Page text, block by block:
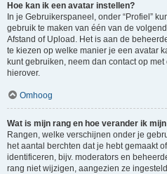
Hoe kan ik een avatar instellen?
In je Gebruikerspaneel, onder “Profiel”
gebruik te maken van één van de
Afstand of Upload. Het is aan de
te kiezen op welke manier je een avatar
kunt gebruiken, neem dan contact op
hierover.
Omhoog
Wat is mijn rang en hoe verander ik
Rangen, welke verschijnen onder je
het aantal berchten dat je hebt gemaakt
identificeren, bijv. moderators en
rang niet wijzigen, aangezien ze